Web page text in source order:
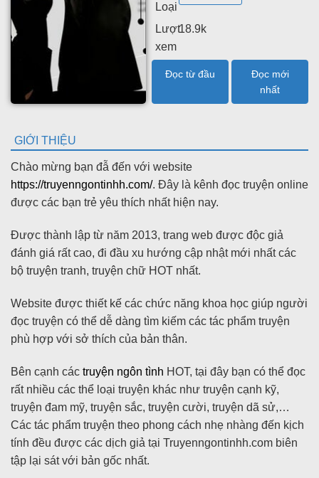
Loại
Lượt
xem
18.9k
Đọc từ đầu
Đọc mới
nhất
GIỚI THIỆU
Chào mừng bạn đẫ đến với website
https://truyenngontinhh.com/. Đây là kênh đọc truyện online
được các bạn trẻ yêu thích nhất hiện nay.
Được thành lập từ năm 2013, trang web được độc giả
đánh giá rất cao, đi đầu xu hướng cập nhật mới nhất các
bộ truyện tranh, truyện chữ HOT nhất.
Website được thiết kế các chức năng khoa học giúp người
đọc truyện có thể dễ dàng tìm kiếm các tác phẩm truyện
phù hợp với sở thích của bản thân.
Bên cạnh các truyện ngôn tình HOT, tại đây bạn có thể đọc
rất nhiều các thể loại truyện khác như truyện cạnh kỹ,
truyện đam mỹ, truyện sắc, truyện cười, truyện dã sử,…
Các tác phẩm truyện theo phong cách nhẹ nhàng đến kịch
tính đều được các dịch giả tại Truyenngontinhh.com biên
tập lại sát với bản gốc nhất.